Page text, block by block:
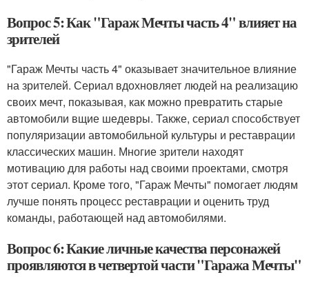
Вопрос 5: Как "Гараж Мечты часть 4" влияет на
зрителей
"Гараж Мечты часть 4" оказывает значительное влияние
на зрителей. Сериал вдохновляет людей на реализацию
своих мечт, показывая, как можно превратить старые
автомобили вщие шедевры. Также, сериал способствует
популяризации автомобильной культуры и реставрации
классических машин. Многие зрители находят
мотивацию для работы над своими проектами, смотря
этот сериал. Кроме того, "Гараж Мечты" помогает людям
лучше понять процесс реставрации и оценить труд
команды, работающей над автомобилями.
Вопрос 6: Какие личные качества персонажей
проявляются в четвертой части "Гаража Мечты"